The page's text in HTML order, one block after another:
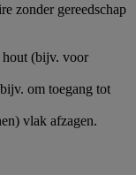
zonder gereedschap
hout (bijv. voor
om toegang tot
vlak afzagen.